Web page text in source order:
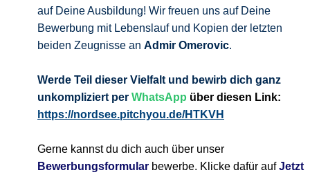
auf Deine Ausbildung! Wir freuen uns auf Deine
Bewerbung mit Lebenslauf und Kopien der letzten
beiden Zeugnisse an Admir Omerovic.
Werde Teil dieser Vielfalt und bewirb dich ganz
unkompliziert per WhatsApp über diesen Link:
https://nordsee.pitchyou.de/HTKVH
Gerne kannst du dich auch über unser
Bewerbungsformular bewerbe. Klicke dafür aufJetzt